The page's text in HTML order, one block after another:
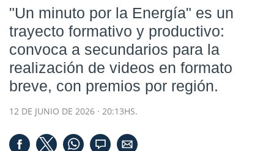
"Un minuto por la Energía" es un
trayecto formativo y productivo:
convoca a secundarios para la
realización de videos en formato
breve, con premios por región.
12 DE JUNIO DE 2026 · 20:13HS.